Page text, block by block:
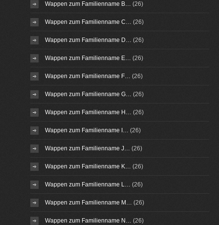
Wappen zum Familienname B… (26)
Wappen zum Familienname C… (26)
Wappen zum Familienname D… (26)
Wappen zum Familienname E… (26)
Wappen zum Familienname F… (26)
Wappen zum Familienname G… (26)
Wappen zum Familienname H… (26)
Wappen zum Familienname I… (26)
Wappen zum Familienname J… (26)
Wappen zum Familienname K… (26)
Wappen zum Familienname L… (26)
Wappen zum Familienname M… (26)
Wappen zum Familienname N… (26)